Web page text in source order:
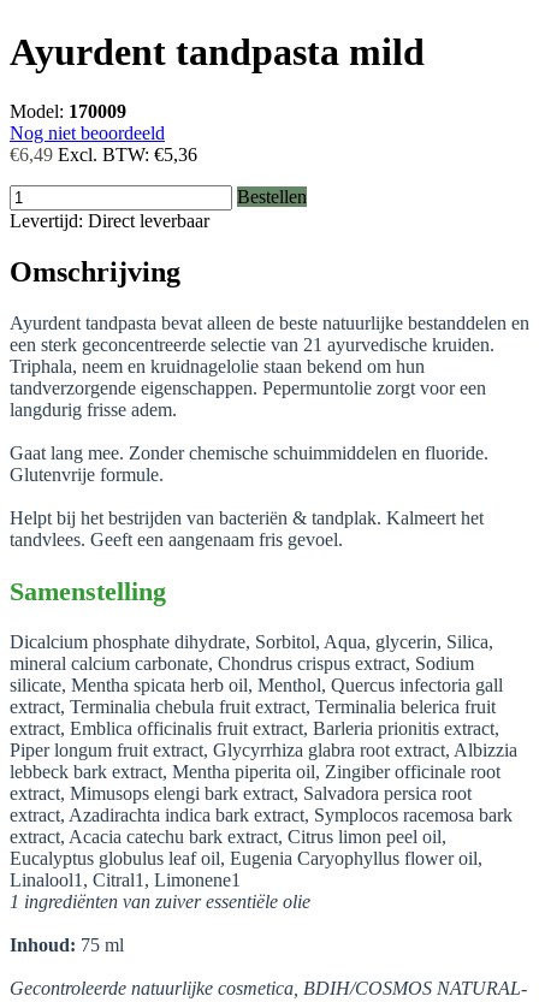
Ayurdent tandpasta mild
Model: 170009
Nog niet beoordeeld
€6,49 Excl. BTW: €5,36
Bestellen
Levertijd: Direct leverbaar
Omschrijving
Ayurdent tandpasta bevat alleen de beste natuurlijke bestanddelen en
een sterk geconcentreerde selectie van 21 ayurvedische kruiden.
Triphala, neem en kruidnagelolie staan bekend om hun
tandverzorgende eigenschappen. Pepermuntolie zorgt voor een
langdurig frisse adem.
Gaat lang mee. Zonder chemische schuimmiddelen en fluoride.
Glutenvrije formule.
Helpt bij het bestrijden van bacteriën & tandplak. Kalmeert het
tandvlees. Geeft een aangenaam fris gevoel.
Samenstelling
Dicalcium phosphate dihydrate, Sorbitol, Aqua, glycerin, Silica,
mineral calcium carbonate, Chondrus crispus extract, Sodium
silicate, Mentha spicata herb oil, Menthol, Quercus infectoria gall
extract, Terminalia chebula fruit extract, Terminalia belerica fruit
extract, Emblica officinalis fruit extract, Barleria prionitis extract,
Piper longum fruit extract, Glycyrrhiza glabra root extract, Albizzia
lebbeck bark extract, Mentha piperita oil, Zingiber officinale root
extract, Mimusops elengi bark extract, Salvadora persica root
extract, Azadirachta indica bark extract, Symplocos racemosa bark
extract, Acacia catechu bark extract, Citrus limon peel oil,
Eucalyptus globulus leaf oil, Eugenia Caryophyllus flower oil,
Linalool1, Citral1, Limonene1
1 ingrediënten van zuiver essentiële olie
Inhoud: 75 ml
Gecontroleerde natuurlijke cosmetica, BDIH/COSMOS NATURAL-